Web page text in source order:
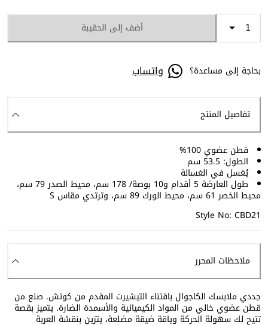
أضف إلى الحقيبة
بحاجة إلى مساعدة؟ واتساب
تفاصيل المنتج
قطن عضوي 100%
الطول: 53.5 سم
يُغسل في الغسالة
طول العارضة 5 أقدام و10 بوصة/ 178 سم، محيط الصدر 79 سم،
محيط الخصر 61 سم، محيط الورك 89 سم، وترتدي مقاس S
Style No: CBD21
ملاحظات المحرر
جددي ملابسك الكاجوال باقتناء التيشيرت المقدم من كوتش. صنع من
قطن عضوي خالي من المواد الكيميائية والأسمدة الضارة. يتميز بقصة
تتيح لك سهولة الحركة وياقة ضيقة مضلعة، يتزين بنقشة العربة